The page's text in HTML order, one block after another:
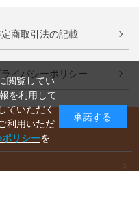
商取引法の記載
ライバシーポリシー
閲覧してい
を利用して
ていただく
利用いただ
リシーを
承諾する